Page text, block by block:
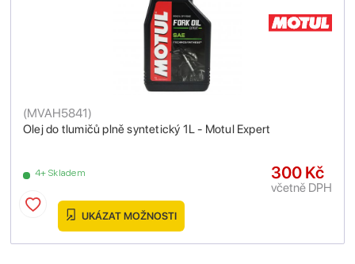
Olej do tlumičů plně syntetický 1L - Motul Expert
(MVAH5841)
4+ Skladem 300 Kč
včetně DPH
UKÁZAT MOŽNOSTI